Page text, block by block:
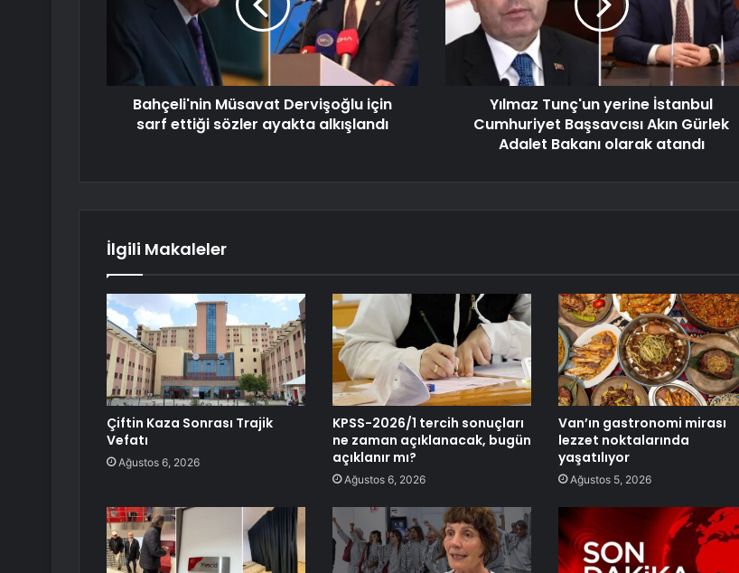
Bahçeli'nin Müsavat Dervişoğlu için
sarf ettiği sözler ayakta alkışlandı
Yılmaz Tunç'un yerine İstanbul
Cumhuriyet Başsavcısı Akın Gürlek
Adalet Bakanı olarak atandı
İlgili Makaleler
Çiftin Kaza Sonrası Trajik
Vefatı
Ağustos 6, 2026
KPSS-2026/1 tercih sonuçları
ne zaman açıklanacak, bugün
açıklanır mı?
Ağustos 6, 2026
Van’ın gastronomi mirası
lezzet noktalarında
yaşatılıyor
Ağustos 5, 2026